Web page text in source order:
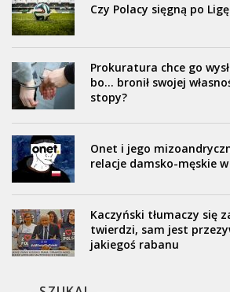
Czy Polacy sięgną po
Prokuratura chce go
bo… bronił swojej
stopy?
Onet i jego
relacje damsko-męskie w
Kaczyński tłumaczy się
twierdzi, sam jest
jakiegoś rabanu